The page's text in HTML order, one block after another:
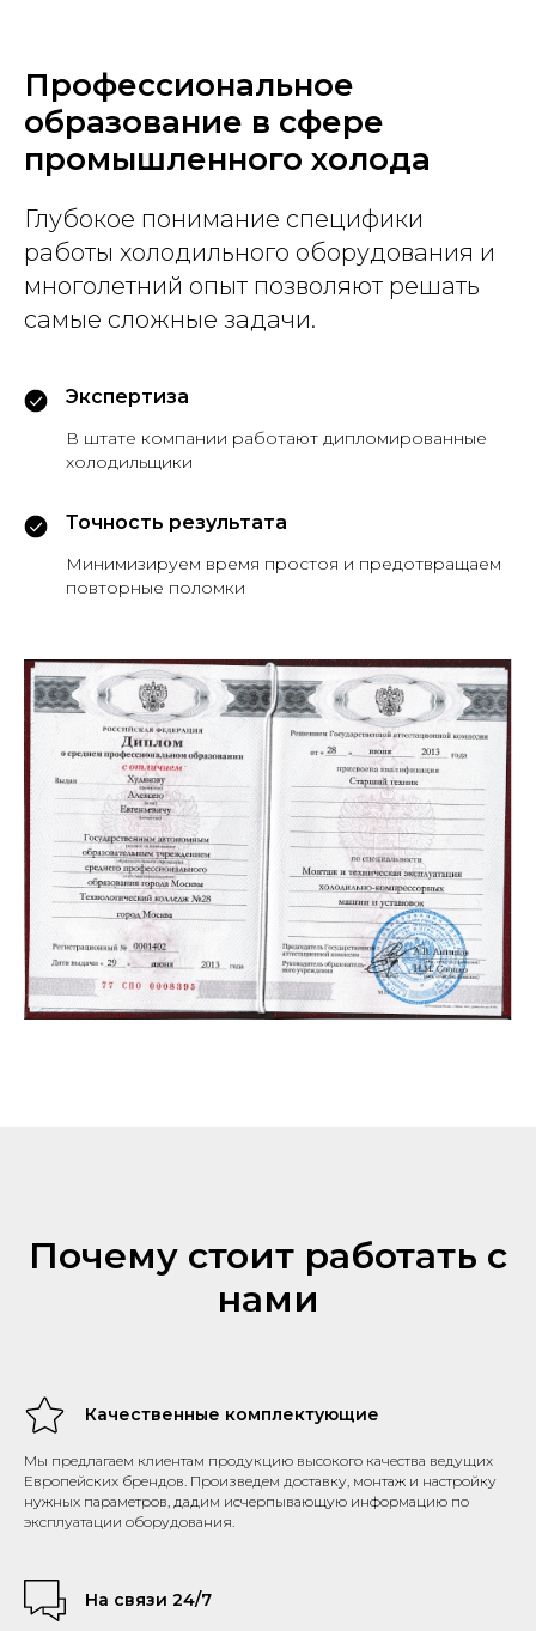
Профессиональное
образование в сфере
промышленного холода
Глубокое понимание специфики
работы холодильного оборудования и
многолетний опыт позволяют решать
самые сложные задачи.
Экспертиза
В штате компании работают дипломированные
холодильщики
Точность результата
Минимизируем время простоя и предотвращаем
повторные поломки
Почему стоит работать с
нами
Качественные комплектующие
Мы предлагаем клиентам продукцию высокого качества ведущих
Европейских брендов. Произведем доставку, монтаж и настройку
нужных параметров, дадим исчерпывающую информацию по
эксплуатации оборудования.
На связи 24/7